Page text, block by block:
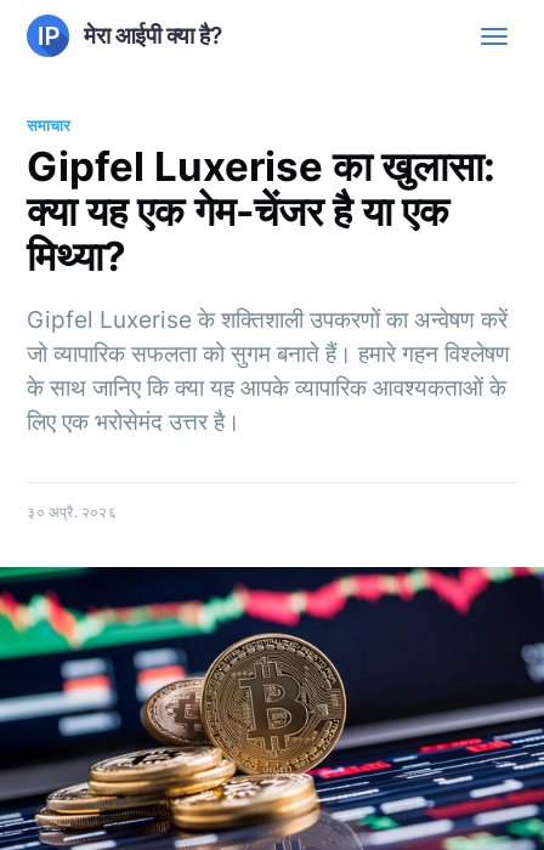
मेरा आईपी क्या है?
समाचार
Gipfel Luxerise का खुलासा:
क्या यह एक गेम-चेंजर है या एक
मिथ्या?
Gipfel Luxerise के शक्तिशाली उपकरणों का अन्वेषण करें
जो व्यापारिक सफलता को सुगम बनाते हैं। हमारे गहन विश्लेषण
के साथ जानिए कि क्या यह आपके व्यापारिक आवश्यकताओं के
लिए एक भरोसेमंद उत्तर है।
३० अप्रै. २०२६